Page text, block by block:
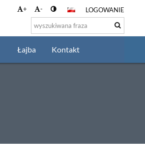
+ - LOGOWANIE
Łajba Kontakt